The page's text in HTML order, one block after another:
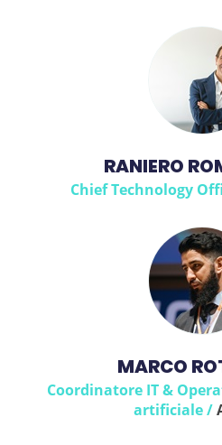
RANIERO
Chief Technology
MARCO
Coordinatore IT &
artificiale /